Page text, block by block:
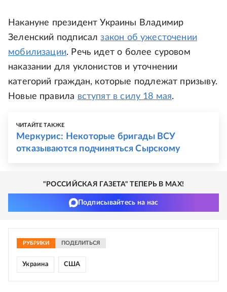
Накануне президент Украины Владимир
Зеленский подписалзакон об ужесточении
мобилизации. Речь идет о более суровом
наказании для уклонистов и уточнении
категорий граждан, которые подлежат призыву.
Новые правила вступят в силу 18 мая.
ЧИТАЙТЕ ТАКЖЕ
Меркурис: Некоторые бригады ВСУ
отказываются подчиняться Сырскому
"РОССИЙСКАЯ ГАЗЕТА" ТЕПЕРЬ В MAX!
Подписывайтесь на нас
РУБРИКИ ПОДЕЛИТЬСЯ
Украина США